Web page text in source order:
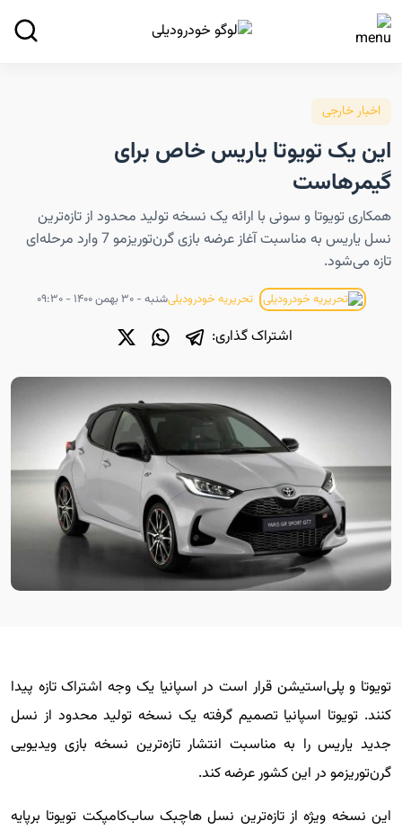
اخبار خارجی
این یک تویوتا یاریس خاص برای
گیمرهاست
همکاری تویوتا و سونی با ارائه یک نسخه تولید محدود از تازه‌ترین
نسل یاریس به مناسبت آغاز عرضه بازی گرن‌توریزمو 7 وارد مرحله‌ای
تازه می‌‎شود.
تحریریه خودرودیلیشنبه - ۳۰ بهمن ۱۴۰۰ - ۰۹:۳۰
اشتراک گذاری:
تویوتا و پلی‌استیشن قرار است در اسپانیا یک وجه اشتراک تازه پیدا
کنند. تویوتا اسپانیا تصمیم گرفته یک نسخه تولید محدود از نسل
جدید یاریس را به مناسبت انتشار تازه‌ترین نسخه بازی ویدیویی
گرن‌توریزمو در این کشور عرضه کند.
این نسخه ویژه از تازه‌ترین نسل هاچبک ساب‌کامپکت تویوتا برپایه